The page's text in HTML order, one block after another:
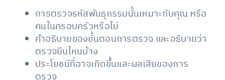
การตรวจรหัสพันธุกรรมนั้นเหมาะกับคุณ หรือ
คนในครอบครัวหรือไม่
คำอธิบายของขั้นตอนการตรวจ และอธิบายว่า
ตรวจยีนไหนบ้าง
ประโยชน์ที่อาจเกิดขึ้นและผลเสียของการ